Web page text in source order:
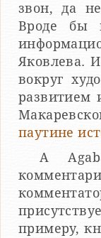
звон, да
Вроде бы
Яковлева.
вокруг
развитием
паутине
А
примеру,